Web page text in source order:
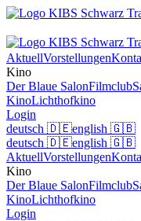
AktuellVorstellungen
Kino
Der Blaue SalonFilmclub
KinoLichthofkino
Login
deutsch 🇩🇪english 🇬🇧
deutsch 🇩🇪english 🇬🇧
AktuellVorstellungen
Kino
Der Blaue SalonFilmclub
KinoLichthofkino
Login